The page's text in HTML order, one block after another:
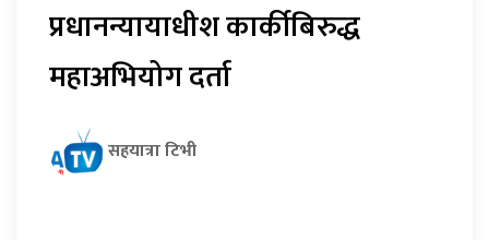
प्रधानन्यायाधीश कार्कीबिरुद्ध
महाअभियोग दर्ता
सहयात्रा टिभी